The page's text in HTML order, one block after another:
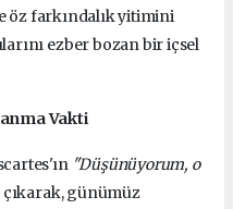
öz farkındalık yitimini
ezber bozan bir içsel
Vakti
"Düşünüyorum, o
günümüz